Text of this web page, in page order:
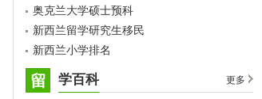
奥克兰大学硕士预科
新西兰留学研究生移民
新西兰小学排名
留 学百科 更多